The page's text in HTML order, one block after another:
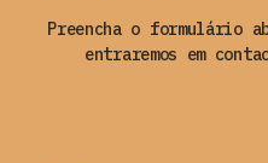
Preencha o formulário
entraremos em